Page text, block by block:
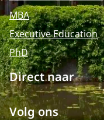
MBA
Executive Education
PhD
Direct naar
Volg ons